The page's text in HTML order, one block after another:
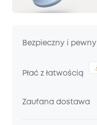
Bezpieczny i pewny
Płać z łatwością
Zaufana dostawa